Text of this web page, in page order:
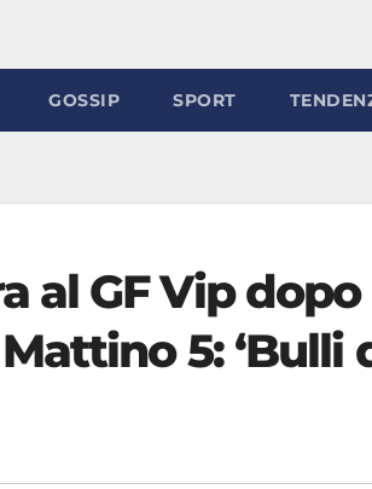
GOSSIP SPORT
al GF Vip dopo
5: ‘Bulli